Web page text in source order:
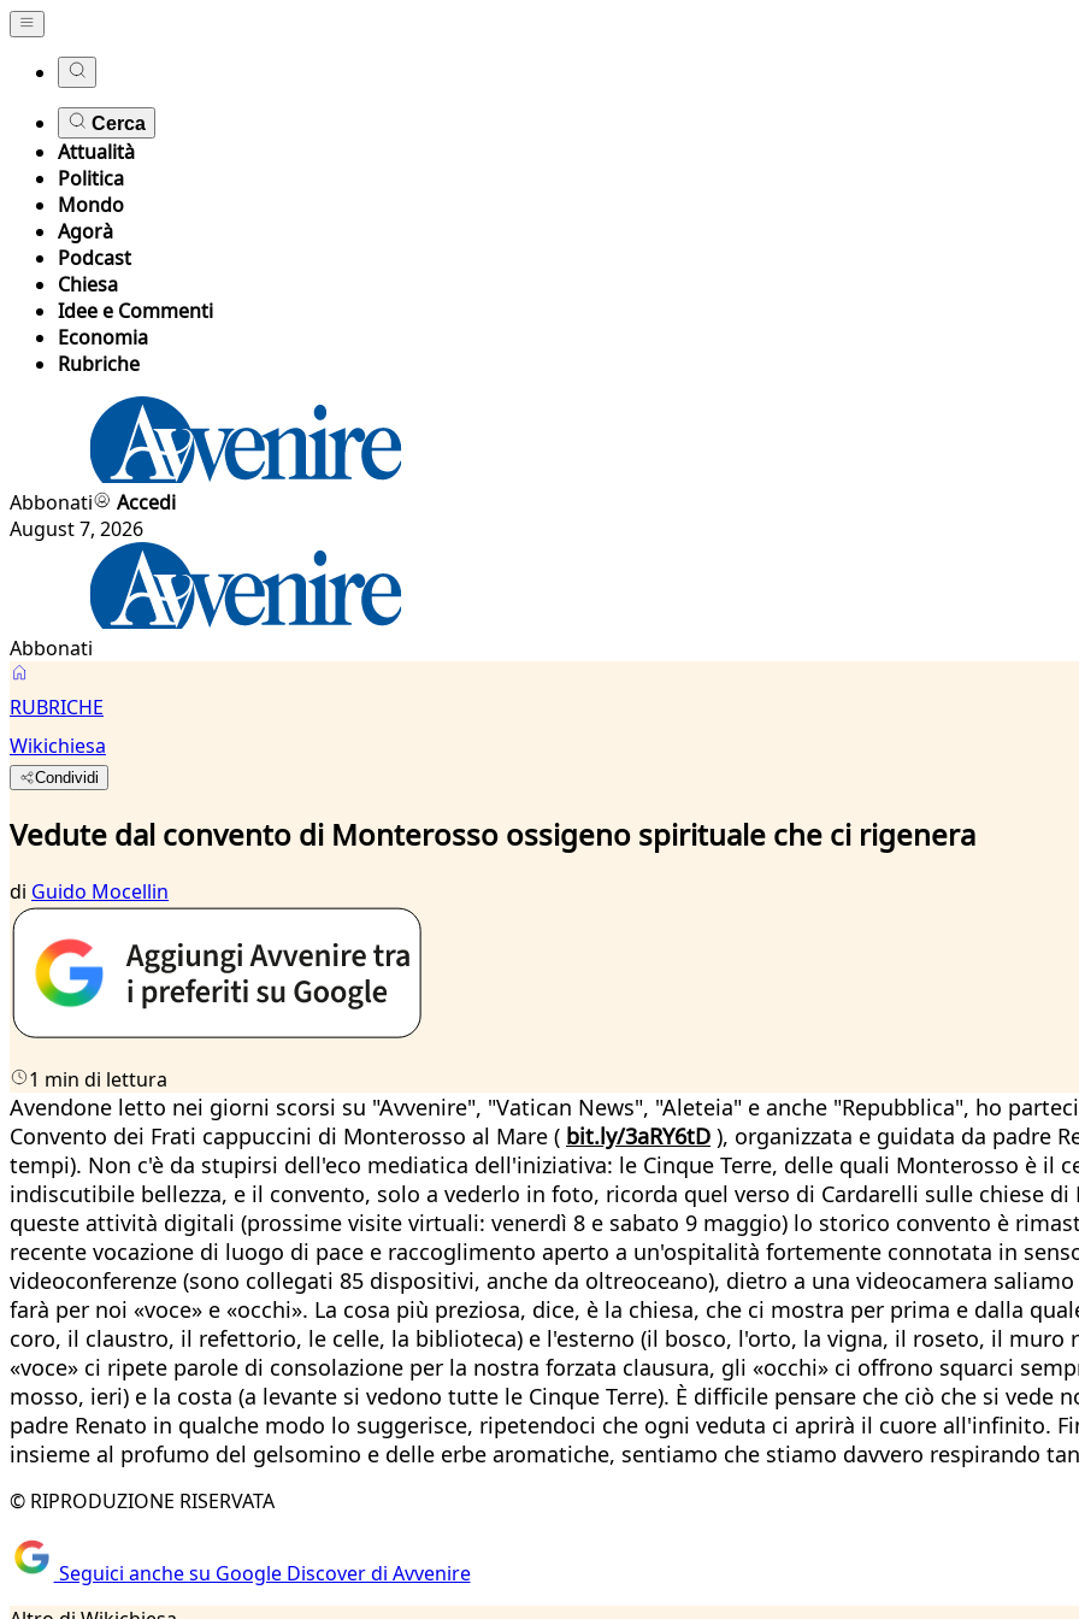
Cerca
Attualità
Politica
Mondo
Agorà
Podcast
Chiesa
Idee e Commenti
Economia
Rubriche
Abbonati
Accedi
August 7, 2026
Abbonati
RUBRICHE
Wikichiesa
Condividi
Vedute dal convento di Monterosso ossigeno spirituale che ci rigenera
di Guido Mocellin
1 min di lettura
Avendone letto nei giorni scorsi su "Avvenire", "Vatican News", "Aleteia" e anche "Repubblica", ho
Convento dei Frati cappuccini di Monterosso al Mare ( bit.ly/3aRY6tD ), organizzata e guidata da padre
tempi). Non c'è da stupirsi dell'eco mediatica dell'iniziativa: le Cinque Terre, delle quali Monterosso è il
indiscutibile bellezza, e il convento, solo a vederlo in foto, ricorda quel verso di Cardarelli sulle chiese di
queste attività digitali (prossime visite virtuali: venerdì 8 e sabato 9 maggio) lo storico convento è
recente vocazione di luogo di pace e raccoglimento aperto a un'ospitalità fortemente connotata in
videoconferenze (sono collegati 85 dispositivi, anche da oltreoceano), dietro a una videocamera
farà per noi «voce» e «occhi». La cosa più preziosa, dice, è la chiesa, che ci mostra per prima e dalla
coro, il claustro, il refettorio, le celle, la biblioteca) e l'esterno (il bosco, l'orto, la vigna, il roseto, il muro
«voce» ci ripete parole di consolazione per la nostra forzata clausura, gli «occhi» ci offrono squarci
mosso, ieri) e la costa (a levante si vedono tutte le Cinque Terre). È difficile pensare che ciò che si
padre Renato in qualche modo lo suggerisce, ripetendoci che ogni veduta ci aprirà il cuore all'infinito.
insieme al profumo del gelsomino e delle erbe aromatiche, sentiamo che stiamo davvero respirando
© RIPRODUZIONE RISERVATA
Seguici anche su Google Discover di Avvenire